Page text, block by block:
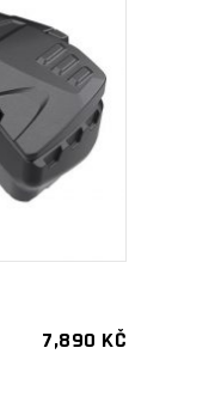
7,890 KČ